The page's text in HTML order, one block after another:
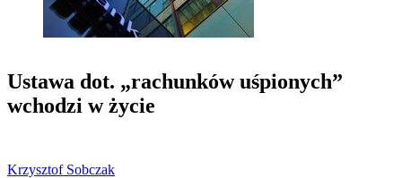
Ustawa dot. „rachunków uśpionych”
wchodzi w życie
Krzysztof Sobczak